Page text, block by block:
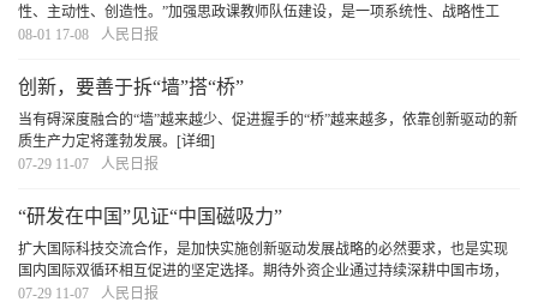
性、主动性、创造性。”加强思政课教师队伍建设，是一项系统性、战略性工
程，必须坚持在强化政治建设、提升专业能力、推动协同育人、健全评价体系
08-01 17-08 人民日报
创新，要善于拆“墙”搭“桥”
当有碍深度融合的“墙”越来越少、促进握手的“桥”越来越多，依靠创新驱动的新
质生产力定将蓬勃发展。 [详细]
07-29 11-07
人民日报
“研发在中国”见证“中国磁吸力”
扩大国际科技交流合作，是加快实施创新驱动发展战略的必然要求，也是实现
国内国际双循环相互促进的坚定选择。期待外资企业通过持续深耕中国市场，
更加紧密融入中国产业链，分享中国高质量发展红利，实现在中国、惠全球的
07-29 11-07 人民日报